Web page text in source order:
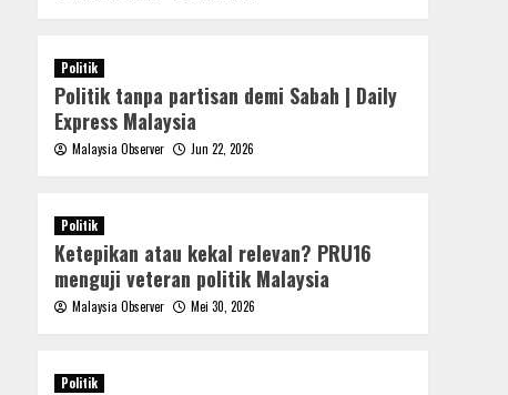
Politik
Politik tanpa partisan demi Sabah | Daily
Express Malaysia
Malaysia Observer Jun 22, 2026
Politik
Ketepikan atau kekal relevan? PRU16
menguji veteran politik Malaysia
Malaysia Observer Mei 30, 2026
Politik